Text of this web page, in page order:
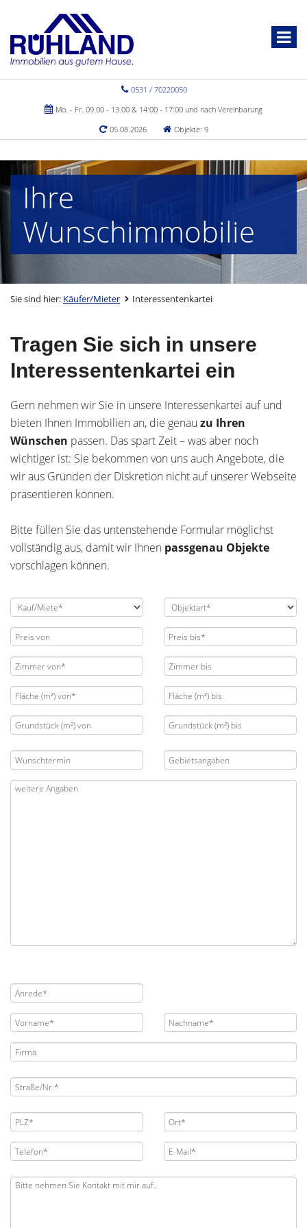
0531 / 70220050
Mo. - Fr. 09.00 - 13.00 & 14:00 - 17:00 und nach Vereinbarung
05.08.2026
Objekte: 9
Ihre
Wunschimmobilie
Sie sind hier: Käufer/Mieter Interessentenkartei
Tragen Sie sich in unsere
Interessentenkartei ein
Gern nehmen wir Sie in unsere Interessenkartei auf und
bieten Ihnen Immobilien an, die genau zu Ihren
Wünschen passen. Das spart Zeit – was aber noch
wichtiger ist: Sie bekommen von uns auch Angebote, die
wir aus Gründen der Diskretion nicht auf unserer Webseite
präsentieren können.
Bitte füllen Sie das untenstehende Formular möglichst
vollständig aus, damit wir Ihnen passgenau Objekte
vorschlagen können.